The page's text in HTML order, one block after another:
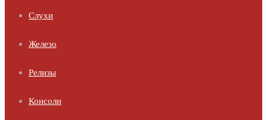
Слухи
Железо
Релизы
Консоли